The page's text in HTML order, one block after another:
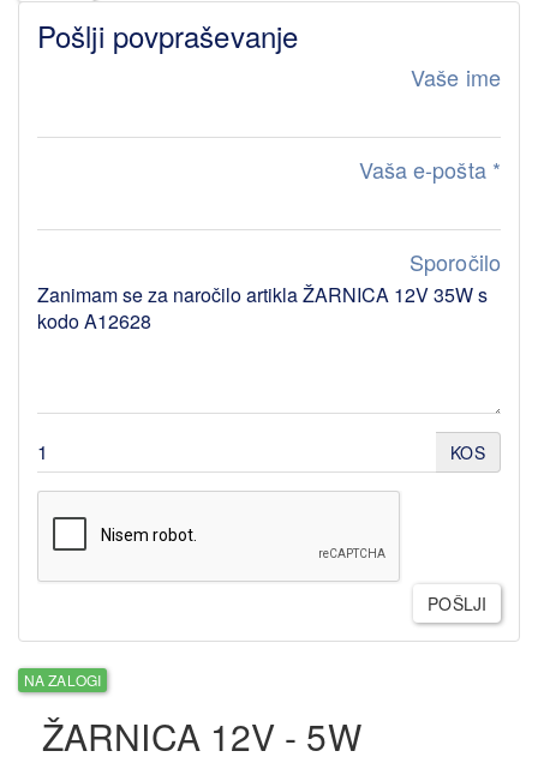
Pošlji povpraševanje
Vaše ime
Vaša e-pošta *
Sporočilo
KOS
POŠLJI
NA ZALOGI
ŽARNICA 12V - 5W